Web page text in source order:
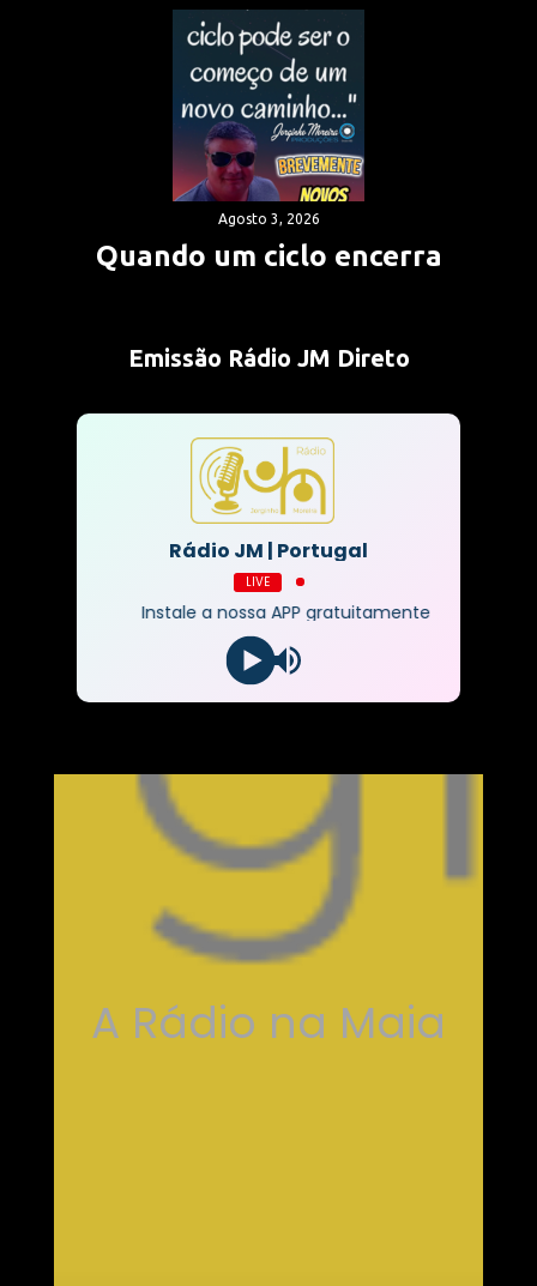
Agosto 3, 2026
Quando um ciclo encerra
Emissão Rádio JM Direto
Rádio JM | Portugal
LIVE
Instale a nossa APP gratuitamente
A Rádio na Maia